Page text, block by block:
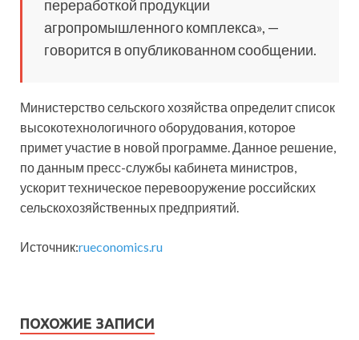
переработкой продукции
агропромышленного комплекса», —
говорится в опубликованном сообщении.
Министерство сельского хозяйства определит список
высокотехнологичного оборудования, которое
примет участие в новой программе. Данное решение,
по данным пресс-службы кабинета министров,
ускорит техническое перевооружение российских
сельскохозяйственных предприятий.
Источник:rueconomics.ru
ПОХОЖИЕ ЗАПИСИ